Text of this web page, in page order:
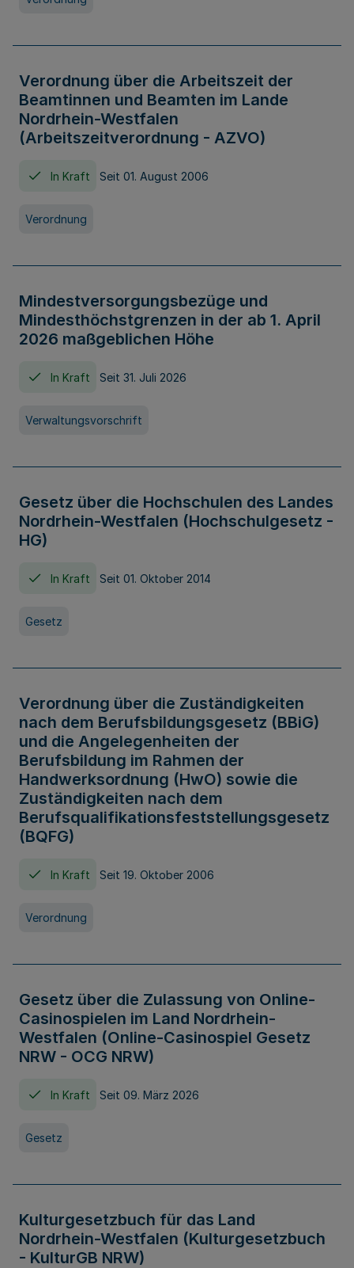
Verordnung über die Arbeitszeit der
Beamtinnen und Beamten im Lande
Nordrhein-Westfalen
(Arbeitszeitverordnung - AZVO)
In Kraft Seit 01. August 2006
Verordnung
Mindestversorgungsbezüge und
Mindesthöchstgrenzen in der ab 1. April
2026 maßgeblichen Höhe
In Kraft Seit 31. Juli 2026
Verwaltungsvorschrift
Gesetz über die Hochschulen des Landes
Nordrhein-Westfalen (Hochschulgesetz -
HG)
In Kraft Seit 01. Oktober 2014
Gesetz
Verordnung über die Zuständigkeiten
nach dem Berufsbildungsgesetz (BBiG)
und die Angelegenheiten der
Berufsbildung im Rahmen der
Handwerksordnung (HwO) sowie die
Zuständigkeiten nach dem
Berufsqualifikationsfeststellungsgesetz
(BQFG)
In Kraft Seit 19. Oktober 2006
Verordnung
Gesetz über die Zulassung von Online-
Casinospielen im Land Nordrhein-
Westfalen (Online-Casinospiel Gesetz
NRW - OCG NRW)
In Kraft Seit 09. März 2026
Gesetz
Kulturgesetzbuch für das Land
Nordrhein-Westfalen (Kulturgesetzbuch
- KulturGB NRW)